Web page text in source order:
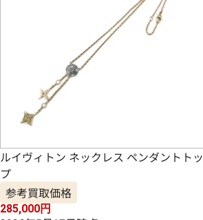
ルイヴィトン ネックレス ペンダントトッ
プ
参考買取価格
285,000円